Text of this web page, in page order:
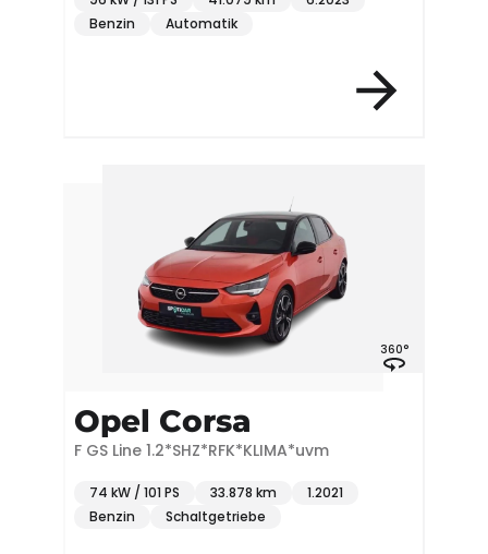
Benzin
Automatik
360°
Opel Corsa
F GS Line 1.2*SHZ*RFK*KLIMA*uvm
74 kW / 101 PS 33.878 km
1.2021
Benzin
Schaltgetriebe